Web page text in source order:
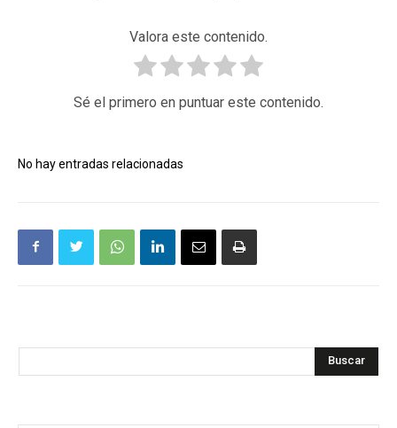
Valora este contenido.
Sé el primero en puntuar este contenido.
No hay entradas relacionadas
Buscar